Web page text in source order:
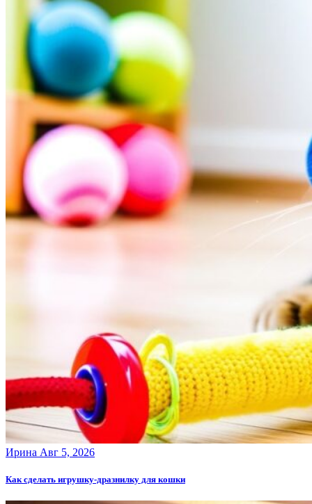
Ирина Авг 5, 2026
Как сделать игрушку-дразнилку для кошки